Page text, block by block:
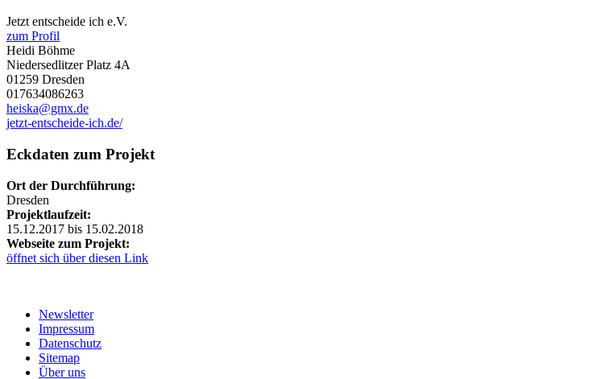
Jetzt entscheide ich e.V.
zum Profil
Heidi Böhme
Niedersedlitzer Platz 4A
01259 Dresden
017634086263
heiska@gmx.de
jetzt-entscheide-ich.de/
Eckdaten zum Projekt
Ort der Durchführung:
Dresden
Projektlaufzeit:
15.12.2017 bis 15.02.2018
Webseite zum Projekt:
öffnet sich über diesen Link
Newsletter
Impressum
Datenschutz
Sitemap
Über uns